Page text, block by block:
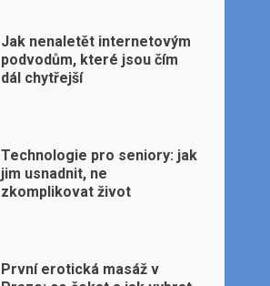
Jak nenaletět internetovým
podvodům, které jsou čím
dál chytřejší
Technologie pro seniory: jak
jim usnadnit, ne
zkomplikovat život
První erotická masáž v